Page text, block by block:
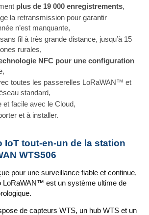
plus de 19 000 enregistrements,
la retransmission pour garantir
n’est manquante,
fil à très grande distance, jusqu’à 15
rurales,
NFC pour une configuration
toutes les passerelles LoRaWAN™ et
standard,
et facile avec le Cloud,
et à installer.
IoT tout-en-un de la station
WTS506
pour une surveillance fiable et continue,
LoRaWAN™ est un système ultime de
de capteurs WTS, un hub WTS et un